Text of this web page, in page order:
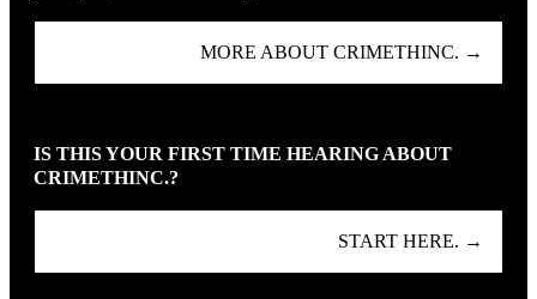
MORE ABOUT CRIMETHINC. →
IS THIS YOUR FIRST TIME HEARING ABOUT
CRIMETHINC.?
START HERE. →